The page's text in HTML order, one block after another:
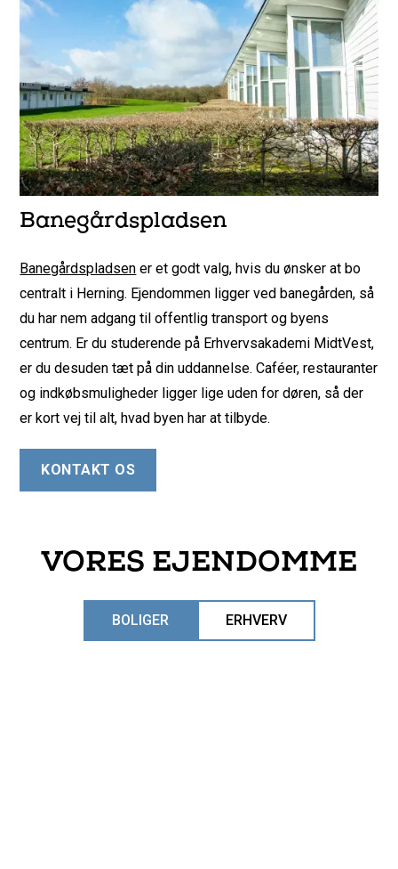
Banegårdspladsen
Banegårdspladsen er et godt valg, hvis du ønsker at bo
centralt i Herning. Ejendommen ligger ved banegården, så
du har nem adgang til offentlig transport og byens
centrum. Er du studerende på Erhvervsakademi MidtVest,
er du desuden tæt på din uddannelse. Caféer, restauranter
og indkøbsmuligheder ligger lige uden for døren, så der
er kort vej til alt, hvad byen har at tilbyde.
KONTAKT OS
VORES EJENDOMME
BOLIGER ERHVERV